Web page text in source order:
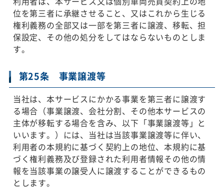
位を第三者に承継させること、又はこれから生じる
権利義務の全部又は一部を第三者に譲渡、移転、担
保設定、その他の処分をしてはならないものとしま
す。
第25条 事業譲渡等
当社は、本サービスにかかる事業を第三者に譲渡す
る場合（事業譲渡、会社分割、その他本サービスの
主体が移転する場合を含み、以下「事業譲渡等」と
いいます。）には、当社は当該事業譲渡等に伴い、
利用者の本規約に基づく契約上の地位、本規約に基
づく権利義務及び登録された利用者情報その他の情
報を当該事業の譲受人に譲渡することができるもの
とします。